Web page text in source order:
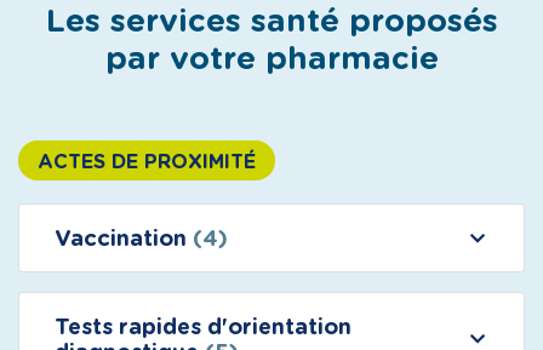
Les services santé proposés
par votre pharmacie
ACTES DE PROXIMITÉ
Vaccination (4)
Tests rapides d'orientation